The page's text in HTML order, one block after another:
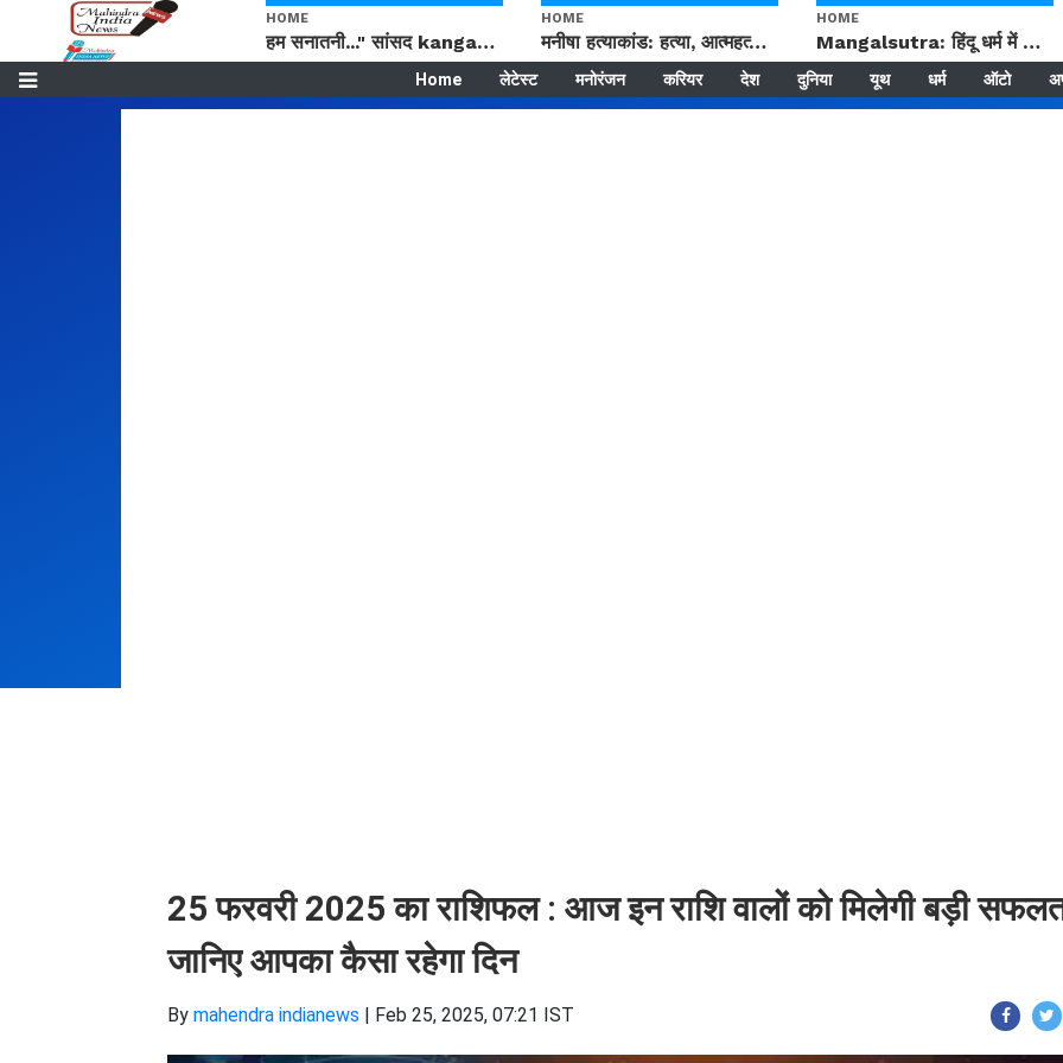
HOME
हम सनातनी..." सांसद kangana Ranaut से क्या बोली लड़की? Viral Jantar-Mantar | CJP protest
HOME
मनीषा हत्याकांड: हत्या, आत्महत्या या कोई बड़ा राज? | Full Story | Josh Haryana
HOME
Mangalsutra: हिंदू धर्म में शादी के बाद मंगलसूत्र क्यों पहनती है महिलाएं, किसने शुरु की ये परंपरा
Home लेटेस्ट मनोरंजन करियर देश दुनिया यूथ धर्म ऑटो
25 फरवरी 2025 का राशिफल : आज इन राशि वालों को मिलेगी बड़ी
जानिए आपका कैसा रहेगा दिन
By mahendra indianews | Feb 25, 2025, 07:21 IST